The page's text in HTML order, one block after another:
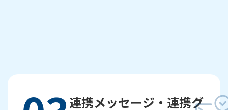
連携メッセージ・連携グ